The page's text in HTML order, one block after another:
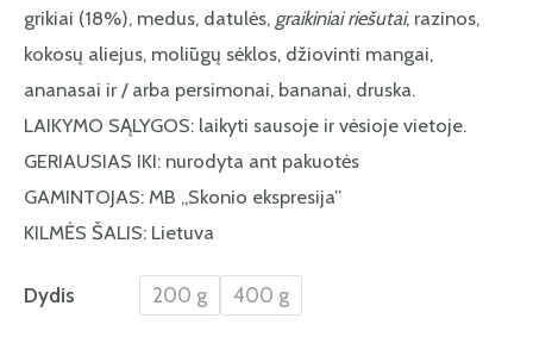
grikiai (18%), medus, datulės, graikiniai riešutai, razinos,
kokosų aliejus, moliūgų sėklos, džiovinti mangai,
ananasai ir / arba persimonai, bananai, druska.
LAIKYMO SĄLYGOS: laikyti sausoje ir vėsioje vietoje.
GERIAUSIAS IKI: nurodyta ant pakuotės
GAMINTOJAS: MB „Skonio ekspresija”
KILMĖS ŠALIS: Lietuva
Dydis 200 g 400 g